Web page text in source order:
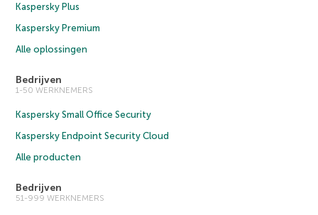
Kaspersky Plus
Kaspersky Premium
Alle oplossingen
Bedrijven
1-50 WERKNEMERS
Kaspersky Small Office Security
Kaspersky Endpoint Security Cloud
Alle producten
Bedrijven
51-999 WERKNEMERS